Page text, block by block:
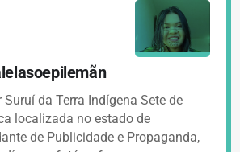
Suruí da Terra Indígena Sete de
localizada no estado de
de Publicidade e Propaganda,